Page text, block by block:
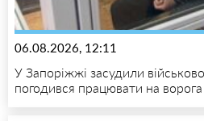
06.08.2026, 12:11
У Запоріжжі засудили
погодився працювати на ворога